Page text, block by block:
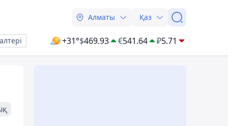
Алматы Қаз
+31°$469.93 €541.64 ₽5.71